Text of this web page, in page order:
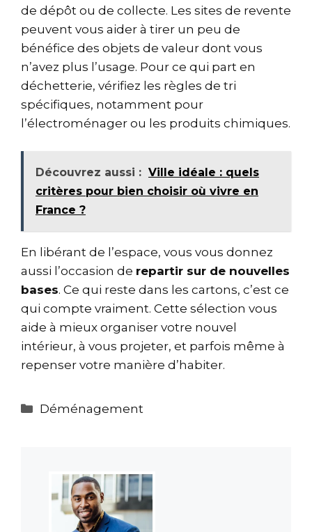
de dépôt ou de collecte. Les sites de revente
peuvent vous aider à tirer un peu de
bénéfice des objets de valeur dont vous
n’avez plus l’usage. Pour ce qui part en
déchetterie, vérifiez les règles de tri
spécifiques, notamment pour
l’électroménager ou les produits chimiques.
Découvrez aussi : Ville idéale : quels
critères pour bien choisir où vivre en
France ?
En libérant de l’espace, vous vous donnez
aussi l’occasion de repartir sur de nouvelles
bases. Ce qui reste dans les cartons, c’est ce
qui compte vraiment. Cette sélection vous
aide à mieux organiser votre nouvel
intérieur, à vous projeter, et parfois même à
repenser votre manière d’habiter.
Catégories
Déménagement